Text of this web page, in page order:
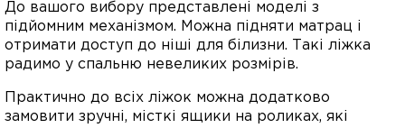
До вашого вибору представлені моделі з
підйомним механізмом. Можна підняти матрац і
отримати доступ до ніші для білизни. Такі ліжка
радимо у спальню невеликих розмірів.
Практично до всіх ліжок можна додатково
замовити зручні, місткі ящики на роликах, які